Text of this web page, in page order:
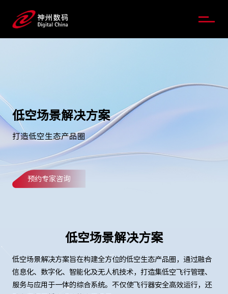
低空场景解决方案
打造低空生态产品圈
预约专家咨询
低空场景解决方案
低空场景解决方案旨在构建全方位的低空生态产品圈，通过融合
信息化、数字化、智能化及无人机技术，打造集低空飞行管理、
服务与应用于一体的综合系统。不仅使飞行器安全高效运行，还